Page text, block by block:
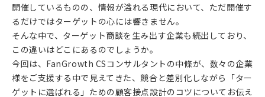
開催しているものの、情報が溢れる現代において、ただ開催す
るだけではターゲットの心には響きません。
そんな中で、ターゲット商談を生み出す企業も続出しており、
この違いはどこにあるのでしょうか。
今回は、FanGrowth CSコンサルタントの中條が、数々の企業
様をご支援する中で見えてきた、競合と差別化しながら「ター
ゲットに選ばれる」ための顧客接点設計のコツについてお伝え